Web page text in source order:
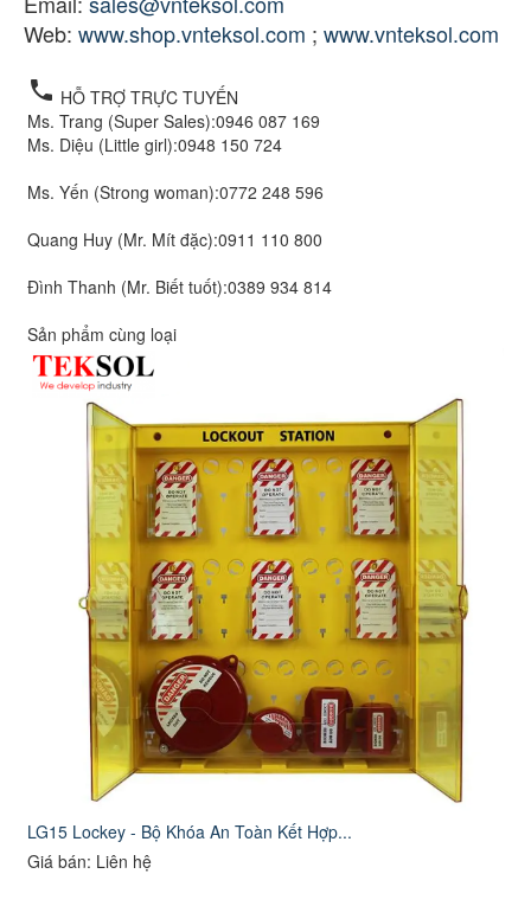
Web: www.shop.vnteksol.com ; www.vnteksol.com
local_phone HỖ TRỢ TRỰC TUYẾN
Ms. Trang (Super Sales):0946 087 169
Ms. Diệu (Little girl):0948 150 724
Ms. Yến (Strong woman):0772 248 596
Quang Huy (Mr. Mít đặc):0911 110 800
Đình Thanh (Mr. Biết tuốt):0389 934 814
Sản phẩm cùng loại
LG15 Lockey - Bộ Khóa An Toàn Kết Hợp...
Giá bán: Liên hệ